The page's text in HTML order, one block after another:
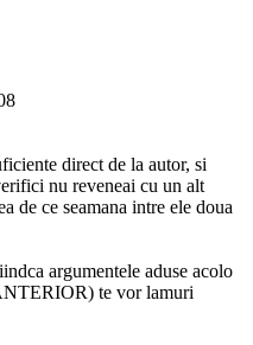
direct de la autor, si
nu reveneai cu un alt
de ce seamana intre ele doua
argumentele aduse acolo
te vor lamuri